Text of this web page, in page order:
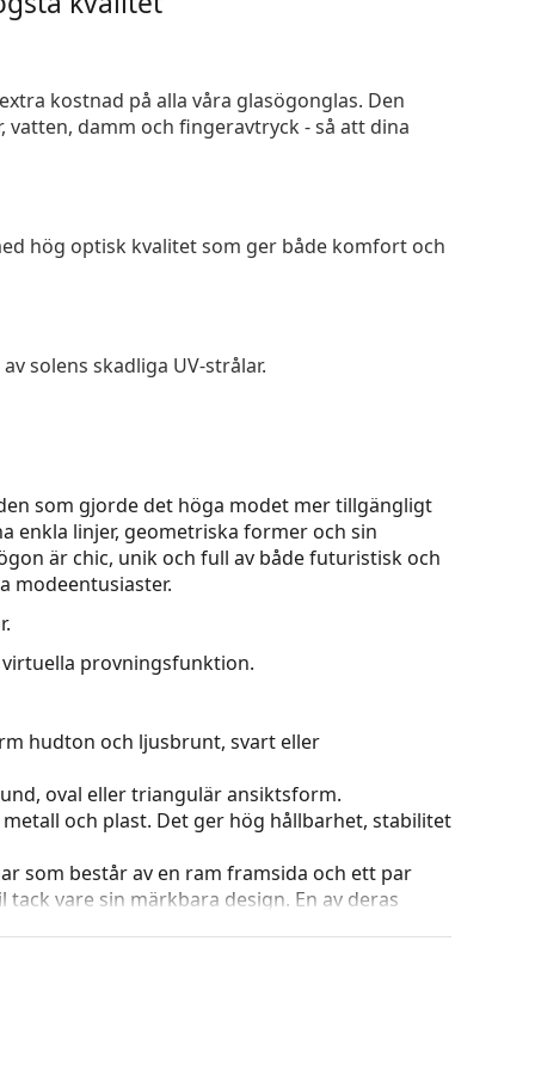
kostnad på alla våra glasögonglas. Den
damm och fingeravtryck - så att dina
hög optisk kvalitet som ger både komfort och
solens skadliga UV-strålar.
som gjorde det höga modet mer tillgängligt
enkla linjer, geometriska former och sin
är chic, unik och full av både futuristisk och
modeentusiaster.
provningsfunktion.
hudton och ljusbrunt, svart eller
oval eller triangulär ansiktsform.
och plast. Det ger hög hållbarhet, stabilitet
som består av en ram framsida och ett par
vare sin märkbara design. En av deras
och utformning kan variera.